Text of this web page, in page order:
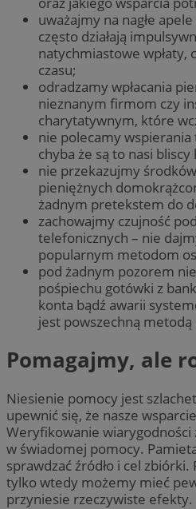
uważajmy na nagłe
często działają
natychmiastowe wpłaty,
czasu;
odradzamy wpłacania
nieznanym firmom czy
charytatywnym, które
nie polecamy wspierania
chyba że są to nasi
nie przekazujmy
pieniężnych
żadnym pretekstem do
zachowajmy czujność
telefonicznych – nie
popularnym metodom
pod żadnym pozorem
pośpiechu gotówki z
konta bądź awarii
jest powszechną metodą
Pomagajmy, ale
Niesienie pomocy jest
upewnić się, że nasze
Weryfikowanie
w świadomej pomocy.
sprawdzać źródło i cel zbiórki.
tylko wtedy możemy mieć
przyniesie rzeczywiste efekty.